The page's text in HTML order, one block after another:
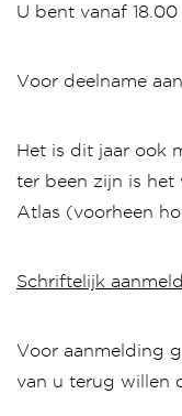
U bent vanaf
Voor deelname
Het is dit jaar ook
ter been zijn is
Atlas (voorheen
Schriftelijk
Voor aanmelding
van u terug willen